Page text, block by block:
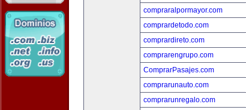
compraralpormayor.com
comprardetodo.com
comprardireto.com
comprarengrupo.com
ComprarPasajes.com
comprarunauto.com
comprarunregalo.com